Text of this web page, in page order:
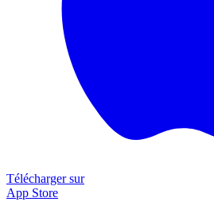
Télécharger sur
App Store